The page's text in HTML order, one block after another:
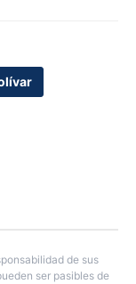
de sus
ser pasibles de